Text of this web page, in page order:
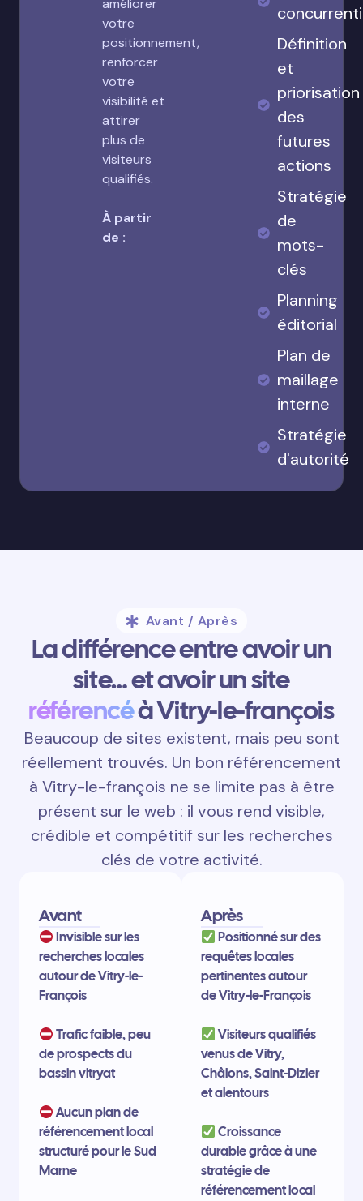
améliorer
votre
positionnement,
renforcer
votre
visibilité et
attirer
plus de
visiteurs
qualifiés.
À partir
de :
Définition
et
priorisation
des
futures
actions
Stratégie
de
mots-
clés
Planning
éditorial
Plan de
maillage
interne
Stratégie
d'autorité
Avant / Après
La différence entre avoir un
site… et avoir un site
référencéà Vitry-le-françois
Beaucoup de sites existent, mais peu sont
réellement trouvés. Un bon référencement
à Vitry-le-françois ne se limite pas à être
présent sur le web : il vous rend visible,
crédible et compétitif sur les recherches
clés de votre activité.
Avant
Invisible sur les
recherches locales
autour de Vitry-le-
François
Trafic faible, peu
de prospects du
bassin vitryat
Aucun plan de
référencement local
structuré pour le Sud
Marne
Après
Positionné sur des
requêtes locales
pertinentes autour
de Vitry-le-François
Visiteurs qualifiés
venus de Vitry,
Châlons, Saint-Dizier
et alentours
Croissance
durable grâce à une
stratégie de
référencement local